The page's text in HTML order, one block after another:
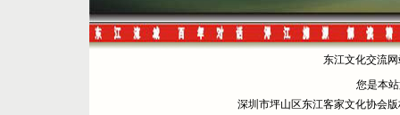
东江文化交流
您是本
深圳市坪山区东江客家文化协